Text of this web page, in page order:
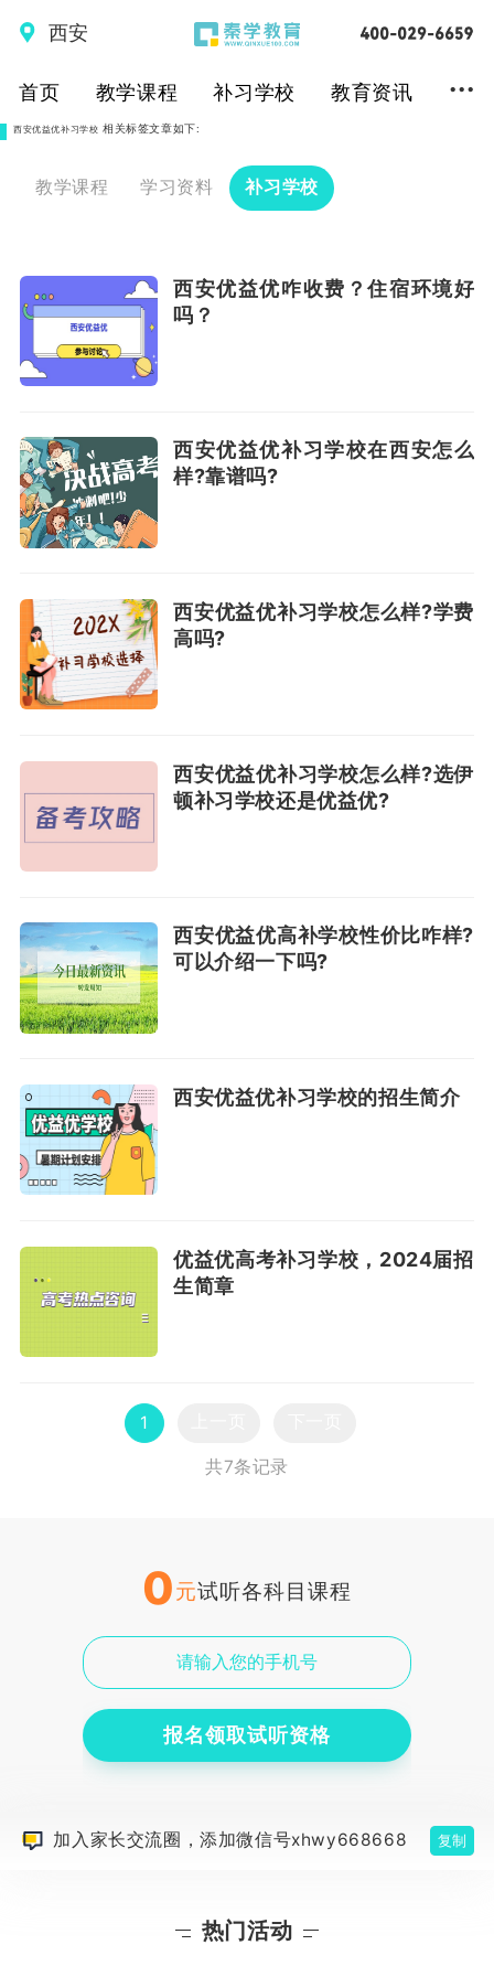
西安
首页 教学课程 补习学校 教育资讯 ...
西安优益优补习学校 相关标签文章如下:
教学课程 学习资料 补习学校
西安优益优咋收费？住宿环境好
吗？
西安优益优补习学校在西安怎么
样?靠谱吗?
西安优益优补习学校怎么样?学费
高吗?
西安优益优补习学校怎么样?选伊
顿补习学校还是优益优?
西安优益优高补学校性价比咋样?
可以介绍一下吗?
西安优益优补习学校的招生简介
优益优高考补习学校，2024届招
生简章
1
共7条记录
0元试听各科目课程
报名领取试听资格
加入家长交流圈，添加微信号xhwy668668 复制
热门活动